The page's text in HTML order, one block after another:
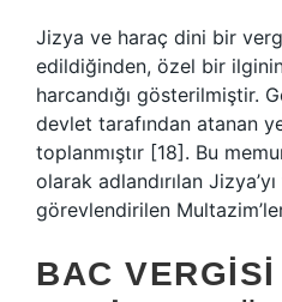
Jizya ve haraç dini bir
edildiğinden, özel bir
harcandığı gösterilmiştir.
devlet tarafından atanan
toplanmıştır [18]. Bu
olarak adlandırılan
görevlendirilen
BAC